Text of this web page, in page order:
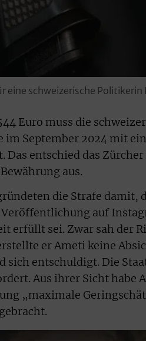
eine schweizerische
Euro muss die
im September 2024 mit
Das entschied das
aus.
die Strafe damit,
auf
erfüllt sei. Zwar sah der
er Ameti keine
sich entschuldigt. Die
Aus ihrer Sicht
„maximale